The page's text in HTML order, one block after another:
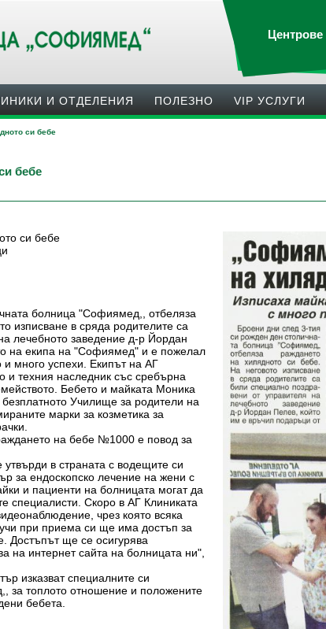
Центрове
И ОТДЕЛЕНИЯ ПОЛЕЗНO VIP УСЛУГИ
си бебе
бебе
си бебе
болница "Софиямед,, отбеляза
изписване в сряда родителите са
лечебното заведение д-р Йордан
на екипа на "Софиямед" и е пожелал
много успехи. Екипът на АГ
и техния наследник със сребърна
Бебето и майката Моника
Училище за родители на
марки за козметика за
на бебе №1000 е повод за
в страната с водещите си
за ендоскопско лечение на жени с
и пациенти на болницата могат да
специалисти. Скоро в АГ Клиниката
чрез която всяка
при приема си ще има достъп за
Достъпът ще се осигурява
на интернет сайта на болницата ни",
изказват специалните си
за топлото отношение и положените
бебета.